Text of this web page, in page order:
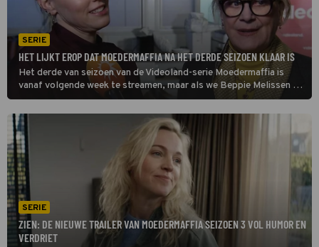
SERIE
HET LIJKT EROP DAT MOEDERMAFFIA NA HET DERDE SEIZOEN KLAAR IS
Het derde van seizoen van de Videoland-serie Moedermaffia is
vanaf volgende week te streamen, maar als we Beppie Melissen zo
horen lijkt dit ook het allerlaatste seizoen te zijn.
SERIE
ZIEN: DE NIEUWE TRAILER VAN MOEDERMAFFIA SEIZOEN 3 VOL HUMOR EN
VERDRIET